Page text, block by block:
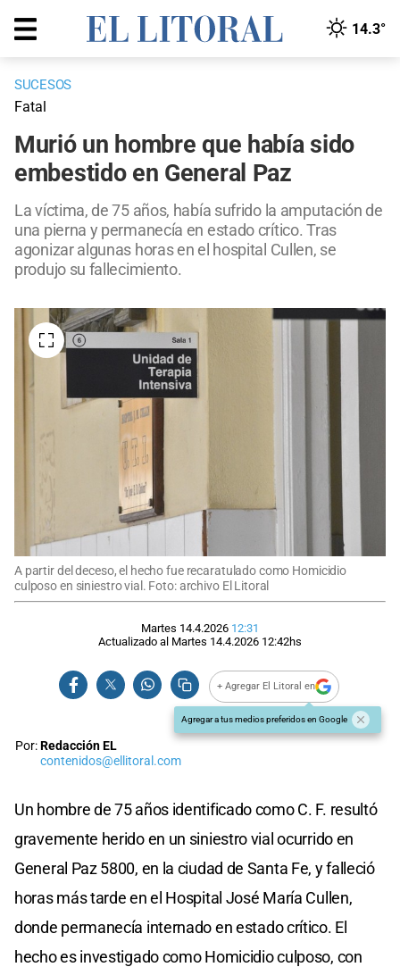
14.3°
SUCESOS
Fatal
Murió un hombre que había sido
embestido en General Paz
La víctima, de 75 años, había sufrido la amputación de
una pierna y permanecía en estado crítico. Tras
agonizar algunas horas en el hospital Cullen, se
produjo su fallecimiento.
A partir del deceso, el hecho fue recaratulado como Homicidio
culposo en siniestro vial. Foto: archivo El Litoral
Martes 14.4.2026 12:31
Actualizado al Martes 14.4.2026 12:42hs
+ Agregar El Litoral en
Agregar a tus medios preferidos en Google
Por:Redacción EL
contenidos@ellitoral.com
Un hombre de 75 años identificado como C. F. resultó
gravemente herido en un siniestro vial ocurrido en
General Paz 5800, en la ciudad de Santa Fe, y falleció
horas más tarde en el Hospital José María Cullen,
donde permanecía internado en estado crítico. El
hecho es investigado como Homicidio culposo, con